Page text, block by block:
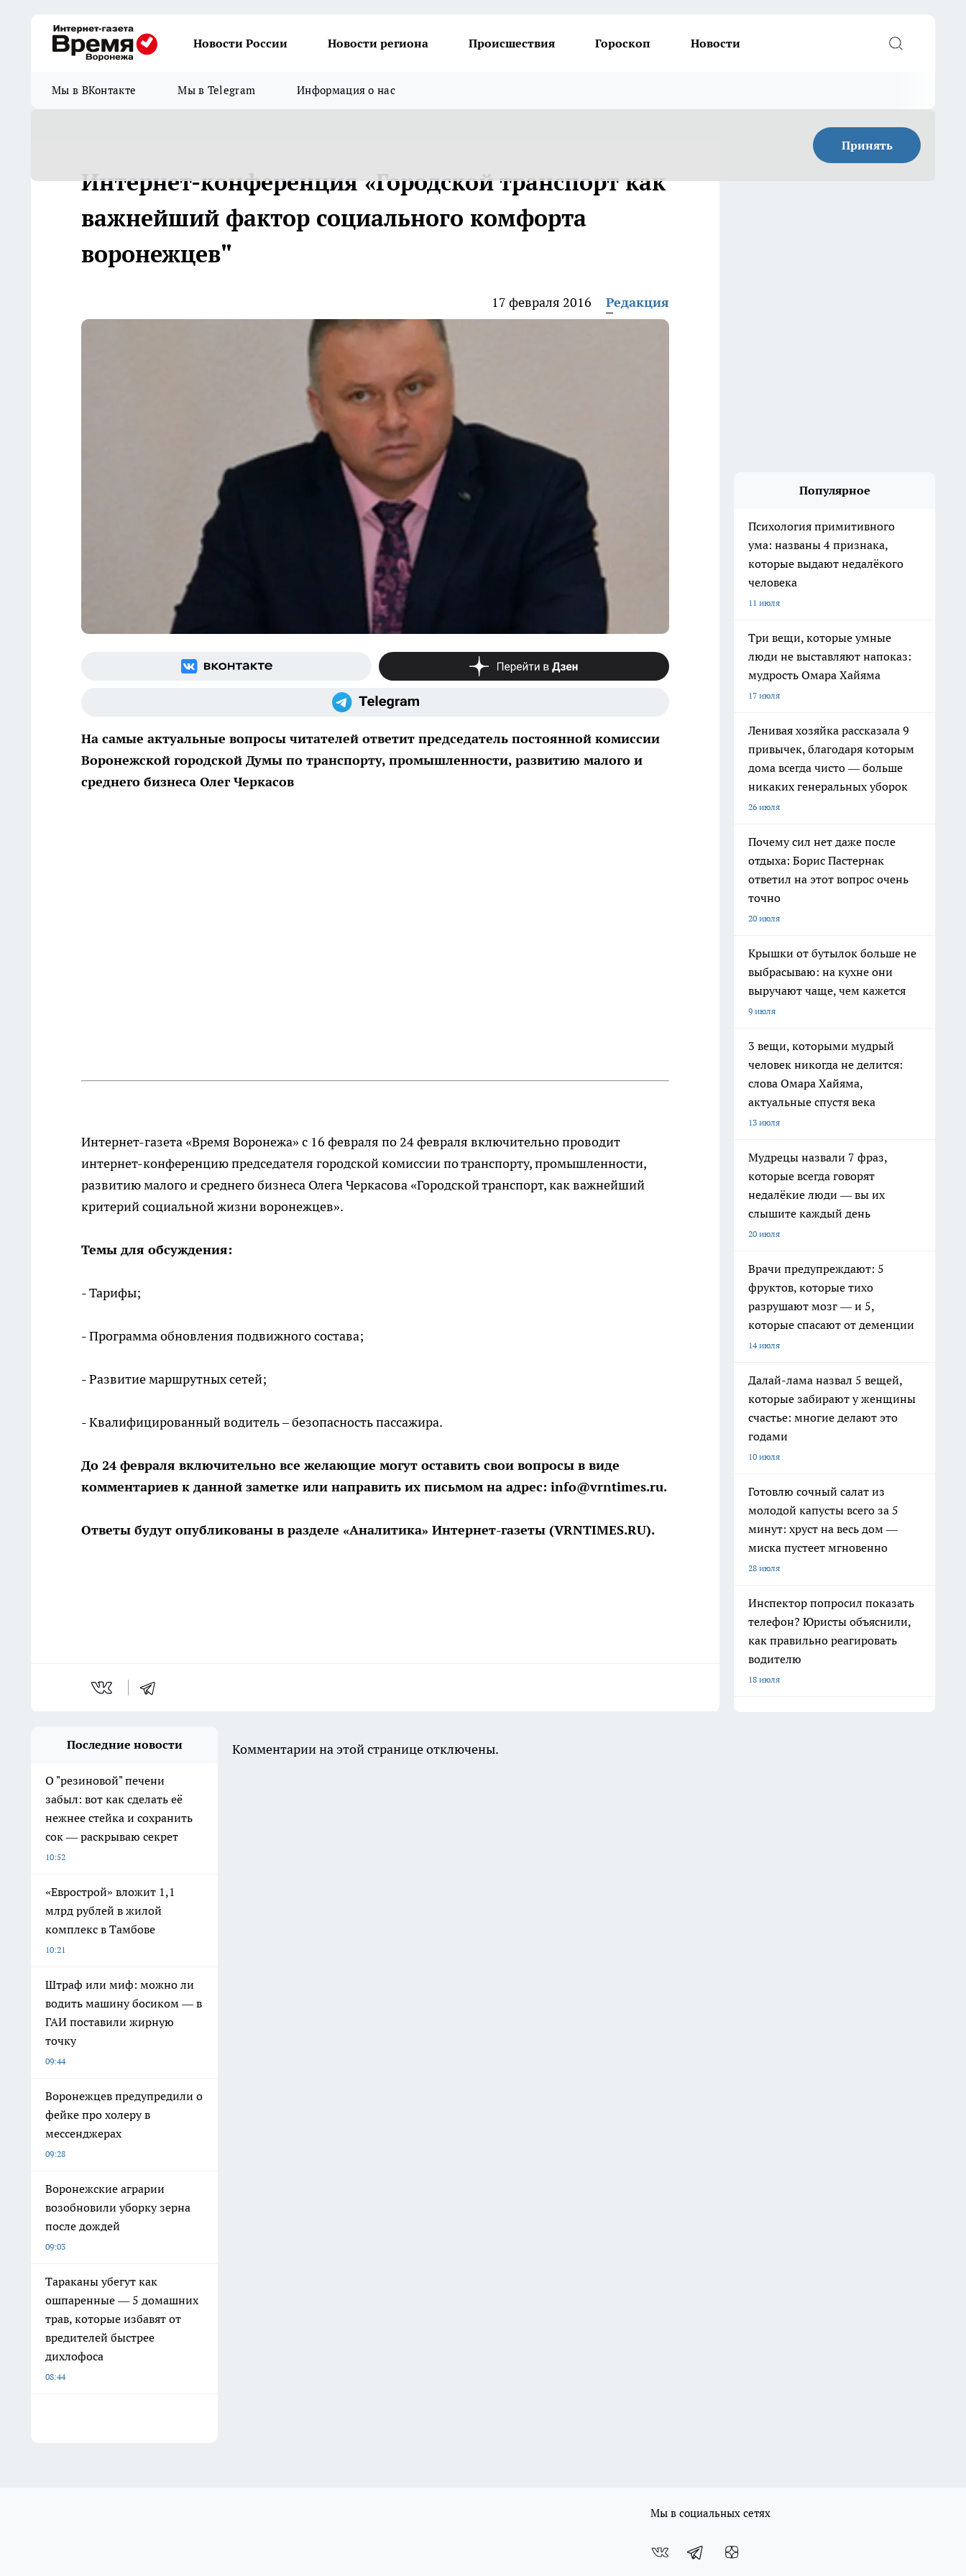
Новости России Новости региона Происшествия Гороскоп Новости
Мы в ВКонтакте Мы в Telegram Информация о нас
Принять
Интернет-конференция «Городской транспорт как
важнейший фактор социального комфорта
воронежцев"
17 февраля 2016 Редакция
На самые актуальные вопросы читателей ответит председатель постоянной комиссии
Воронежской городской Думы по транспорту, промышленности, развитию малого и
среднего бизнеса Олег Черкасов
Интернет-газета «Время Воронежа» c 16 февраля по 24 февраля включительно проводит
интернет-конференцию председателя городской комиссии по транспорту, промышленности,
развитию малого и среднего бизнеса Олега Черкасова «Городской транспорт, как важнейший
критерий социальной жизни воронежцев».
Темы для обсуждения:
- Тарифы;
- Программа обновления подвижного состава;
- Развитие маршрутных сетей;
- Квалифицированный водитель – безопасность пассажира.
До 24 февраля включительно все желающие могут оставить свои вопросы в виде
комментариев к данной заметке или направить их письмом на адрес: info@vrntimes.ru.
Ответы будут опубликованы в разделе «Аналитика» Интернет-газеты (VRNTIMES.RU).
Популярное
Психология примитивного
ума: названы 4 признака,
которые выдают недалёкого
человека
11 июля
Три вещи, которые умные
люди не выставляют напоказ:
мудрость Омара Хайяма
17 июля
Ленивая хозяйка рассказала 9
привычек, благодаря которым
дома всегда чисто — больше
никаких генеральных уборок
26 июля
Почему сил нет даже после
отдыха: Борис Пастернак
ответил на этот вопрос очень
точно
20 июля
Крышки от бутылок больше не
выбрасываю: на кухне они
выручают чаще, чем кажется
9 июля
3 вещи, которыми мудрый
человек никогда не делится:
слова Омара Хайяма,
актуальные спустя века
13 июля
Мудрецы назвали 7 фраз,
которые всегда говорят
недалёкие люди — вы их
слышите каждый день
20 июля
Врачи предупреждают: 5
фруктов, которые тихо
разрушают мозг — и 5,
которые спасают от деменции
14 июля
Далай-лама назвал 5 вещей,
которые забирают у женщины
счастье: многие делают это
годами
10 июля
Готовлю сочный салат из
молодой капусты всего за 5
минут: хруст на весь дом —
миска пустеет мгновенно
28 июля
Инспектор попросил показать
телефон? Юристы объяснили,
как правильно реагировать
водителю
18 июля
Последние новости
О "резиновой" печени
забыл: вот как сделать её
нежнее стейка и сохранить
сок — раскрываю секрет
10:52
«Еврострой» вложит 1,1
млрд рублей в жилой
комплекс в Тамбове
10:21
Штраф или миф: можно ли
водить машину босиком — в
ГАИ поставили жирную
точку
09:44
Воронежцев предупредили о
фейке про холеру в
мессенджерах
09:28
Воронежские аграрии
возобновили уборку зерна
после дождей
09:03
Тараканы убегут как
ошпаренные — 5 домашних
трав, которые избавят от
вредителей быстрее
дихлофоса
08:44
Комментарии на этой странице отключены.
Мы в социальных сетях